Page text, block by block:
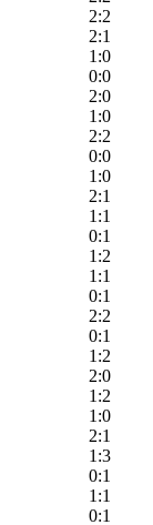
2:2
2:1
1:0
0:0
2:0
1:0
2:2
0:0
1:0
2:1
1:1
0:1
1:2
1:1
0:1
2:2
0:1
1:2
2:0
1:2
1:0
2:1
1:3
0:1
1:1
0:1